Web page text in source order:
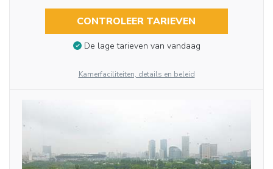
CONTROLEER TARIEVEN
De lage tarieven van vandaag
Kamerfaciliteiten, details en beleid